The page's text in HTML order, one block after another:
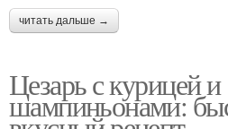
читать дальше →
Цезарь с курицей и
шампиньонами: